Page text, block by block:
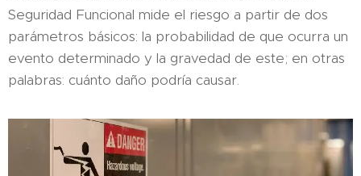
Seguridad Funcional mide el riesgo a partir de dos
parámetros básicos: la probabilidad de que ocurra un
evento determinado y la gravedad de este; en otras
palabras: cuánto daño podría causar.